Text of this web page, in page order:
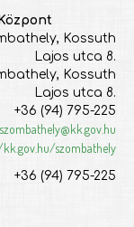
Kossuth
Lajos utca 8.
Kossuth
Lajos utca 8.
+36 (94) 795-225
szombathely@kk.gov.hu
szombathely
+36 (94) 795-225